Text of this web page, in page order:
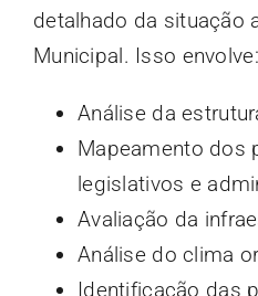
detalhado da situação
Municipal. Isso envolve:
Análise da
Mapeamento dos
legislativos e
Avaliação da
Análise do clima
Identificação das